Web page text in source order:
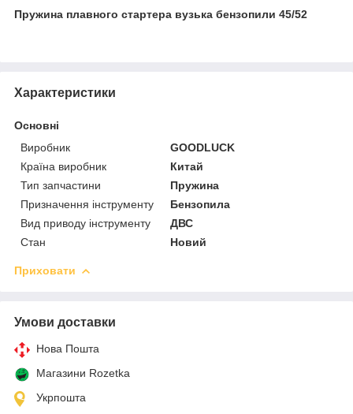
Пружина плавного стартера вузька бензопили 45/52
Характеристики
Основні
Виробник
GOODLUCK
Країна виробник
Китай
Тип запчастини
Пружина
Призначення інструменту
Бензопила
Вид приводу інструменту
ДВС
Стан
Новий
Приховати
Умови доставки
Нова Пошта
Магазини Rozetka
Укрпошта